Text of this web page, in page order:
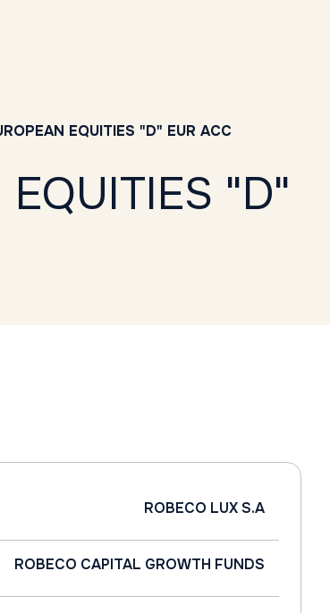
EQUITIES "D" EUR ACC
"D"
ROBECO LUX S.A
ROBECO CAPITAL GROWTH FUNDS